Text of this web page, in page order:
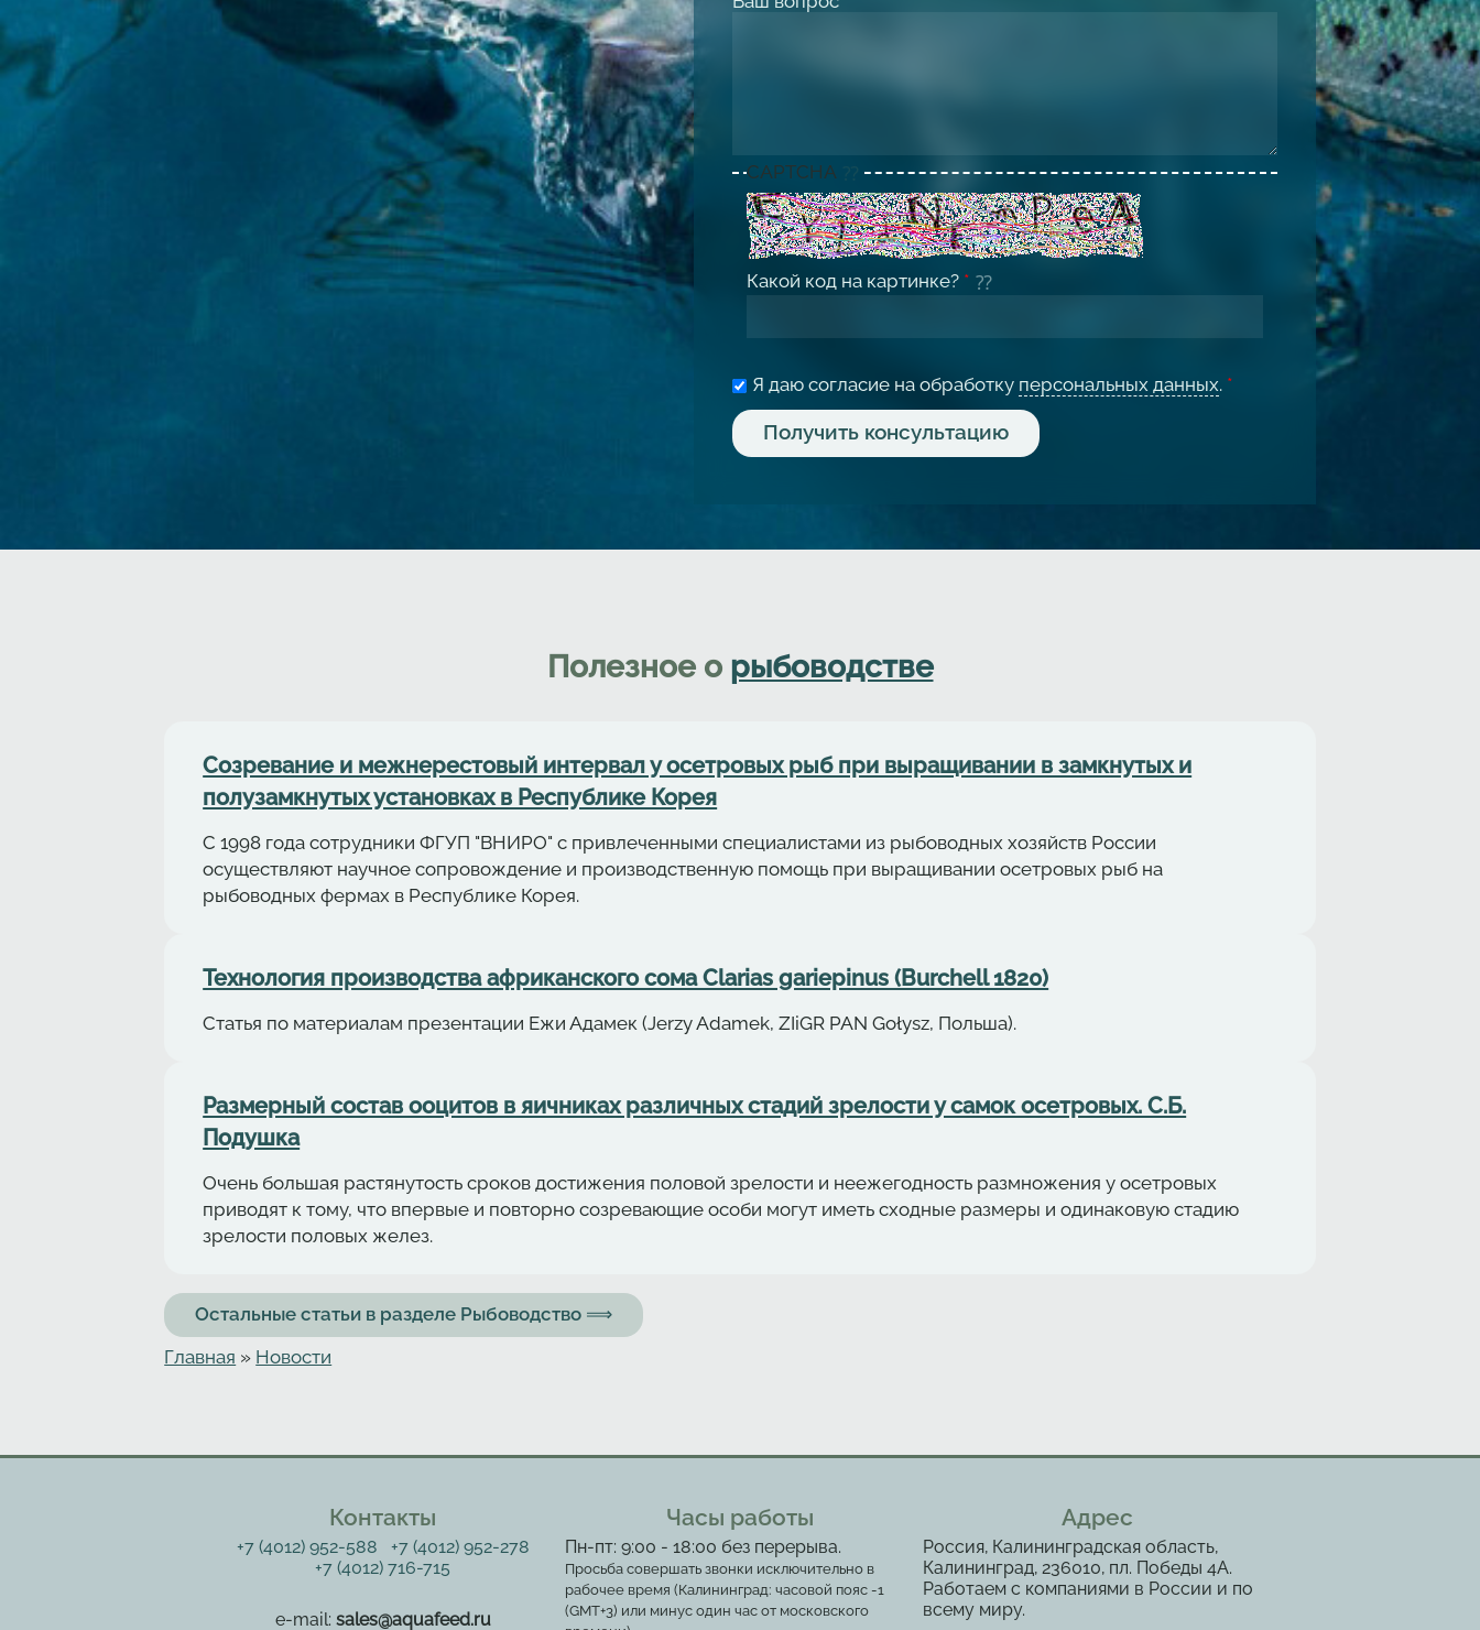
CAPTCHA
Какой код на картинке? *
Я даю согласие на обработку персональных данных. *
Полезное о рыбоводстве
Cозревание и межнерестовый интервал у осетровых рыб при выращивании в замкнутых и
полузамкнутых установках в Республике Корея
С 1998 года сотрудники ФГУП "ВНИРО" с привлеченными специалистами из рыбоводных хозяйств России
осуществляют научное сопровождение и производственную помощь при выращивании осетровых рыб на
рыбоводных фермах в Республике Корея.
Технология производства африканского сома Clarias gariepinus (Burchell 1820)
Статья по материалам презентации Ежи Адамек (Jerzy Adamek, ZIiGR PAN Gołysz, Польша).
Размерный состав ооцитов в яичниках различных стадий зрелости у самок осетровых. С.Б.
Подушка
Очень большая растянутость сроков достижения половой зрелости и неежегодность размножения у осетровых
приводят к тому, что впервые и повторно созревающие особи могут иметь сходные размеры и одинаковую стадию
зрелости половых желез.
Остальные статьи в разделе Рыбоводство ⟹
Главная » Новости
Контакты
+7 (4012) 952-588
+7 (4012) 952-278
+7 (4012) 716-715
e-mail: sales@aquafeed.ru
Часы работы
Пн-пт: 9:00 - 18:00 без перерыва.
Просьба совершать звонки исключительно в
рабочее время (Калининград: часовой пояс -1
(GMT+3) или минус один час от московского
Адрес
Россия, Калининградская область,
Калининград, 236010, пл. Победы 4А.
Работаем с компаниями в России и по
всему миру.